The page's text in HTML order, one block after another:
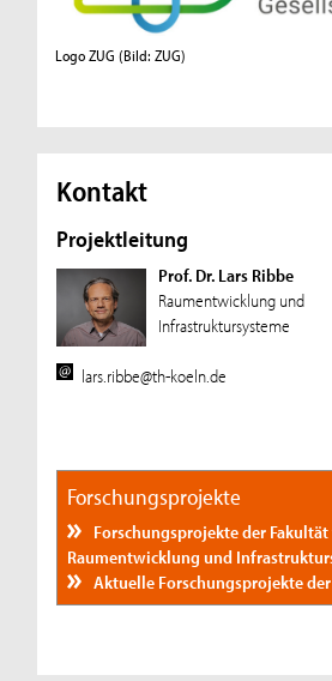
Logo ZUG (Bild: ZUG)
Kontakt
Projektleitung
Prof. Dr. Lars Ribbe
Raumentwicklung und
Infrastruktursysteme
lars.ribbe@th-koeln.de
Forschungsprojekte
Forschungsprojekte der
Raumentwicklung und
Aktuelle Forschungsprojekte der